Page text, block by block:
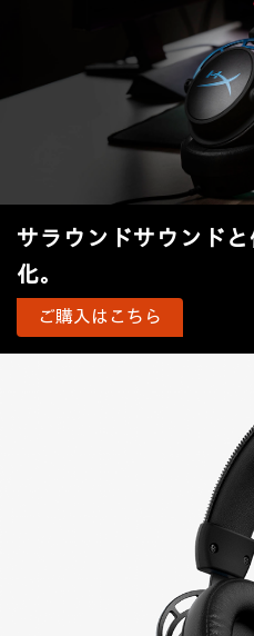
サラウンドサウンド
化。
ご購入はこちら